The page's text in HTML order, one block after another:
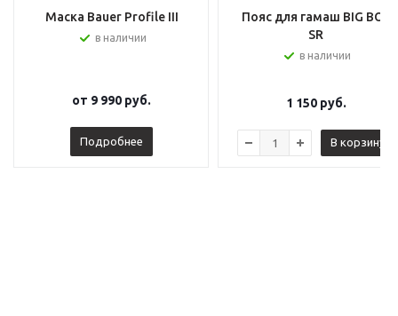
Маска Bauer Profile III
в наличии
от 9 990 руб.
Подробнее
Пояс для гамаш BIG BOY
SR
в наличии
1 150руб.
В корзину